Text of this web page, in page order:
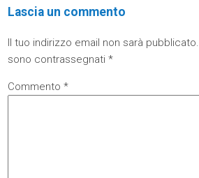
Lascia un commento
Il tuo indirizzo email non sarà pubblicato.
sono contrassegnati*
Commento*